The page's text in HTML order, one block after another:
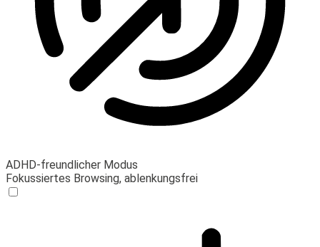
ADHD-freundlicher Modus
Fokussiertes Browsing, ablenkungsfrei